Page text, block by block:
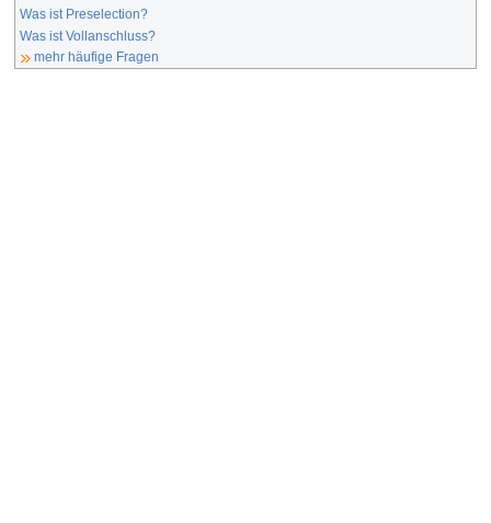
Was ist Preselection?
Was ist Vollanschluss?
mehr häufige Fragen